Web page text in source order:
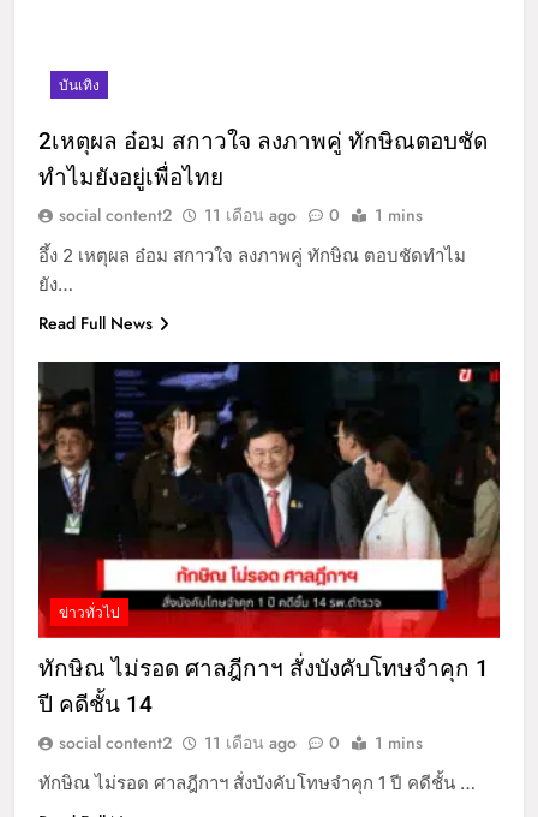
บันเทิง
2เหตุผล อ๋อม สกาวใจ ลงภาพคู่ ทักษิณตอบชัด
ทำไมยังอยู่เพื่อไทย
social content2 11 เดือน ago 0 1 mins
อึ้ง 2 เหตุผล อ๋อม สกาวใจ ลงภาพคู่ ทักษิณ ตอบชัดทำไม
ยัง…
Read Full News
ข่าวทั่วไป
ทักษิณ ไม่รอด ศาลฎีกาฯ สั่งบังคับโทษจำคุก 1
ปี คดีชั้น 14
social content2 11 เดือน ago 0 1 mins
ทักษิณ ไม่รอด ศาลฎีกาฯ สั่งบังคับโทษจำคุก 1 ปี คดีชั้น …